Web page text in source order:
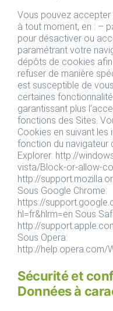
Vous pouvez
à tout moment, en : –
pour désactiver ou
paramétrant votre
dépôts de cookies
refuser de manière
est susceptible de
certaines
garantissant plus
fonctions des Sites.
Cookies en suivant les
fonction du navigateur
Explorer: http://
vista/Block-or-allow-
http://
Sous Google Chrome:
https://
hl=fr&hlrm=en Sous
http://
Sous Opera:
http://help.opera.com/
Sécurité et
Données à